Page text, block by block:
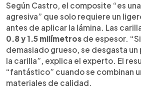
Según Castro, el composite “es
agresiva” que solo requiere un
antes de aplicar la lámina. Las
0.8 y 1.5 milímetros de espesor.
demasiado grueso, se desgasta un
la carilla”, explica el experto. El
“fantástico” cuando se combinan
materiales de calidad.